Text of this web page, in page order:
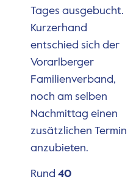
Tages ausgebucht.
Kurzerhand
entschied sich der
Vorarlberger
Familienverband,
noch am selben
Nachmittag einen
zusätzlichen Termin
anzubieten.
Rund 40